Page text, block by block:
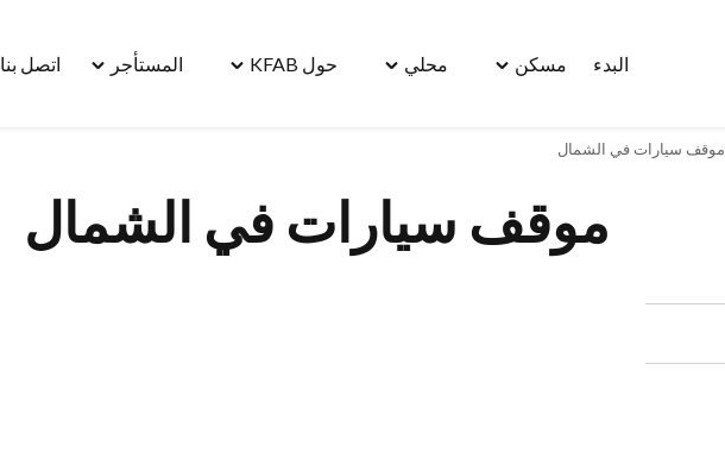
البدء مسكن Toggle
محلي Toggle
حول KFAB
Toggle
المستأجر Toggleاتصل بنا
موقف سيارات في الشمال
موقف سيارات في الشمال